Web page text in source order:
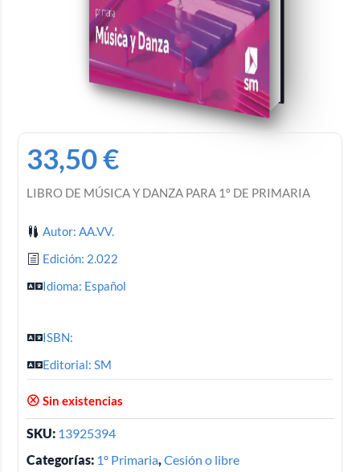
33,50€
LIBRO DE MÚSICA Y DANZA PARA 1º DE PRIMARIA
Autor: AA.VV.
Edición: 2.022
Idioma: Español
ISBN:
Editorial: SM
Sin existencias
SKU: 13925394
Categorías: 1º Primaria,Cesión o libre